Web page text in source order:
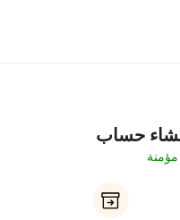
حساب
مؤمنة